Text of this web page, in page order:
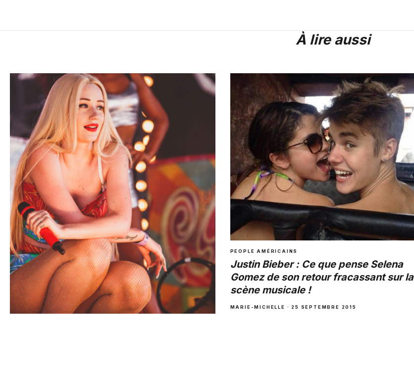
À lire aussi
PEOPLE AMÉRICAINS
Justin Bieber : Ce que pense Selena
Gomez de son retour fracassant sur la
scène musicale !
MARIE-MICHELLE · 25 SEPTEMBRE 2015